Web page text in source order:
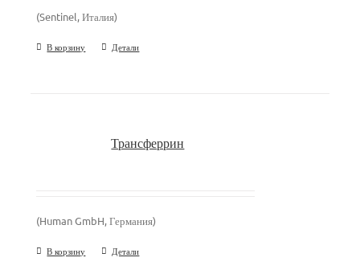
(Sentinel, Италия)
В корзину Детали
Трансферрин
(Human GmbH, Германия)
В корзину Детали